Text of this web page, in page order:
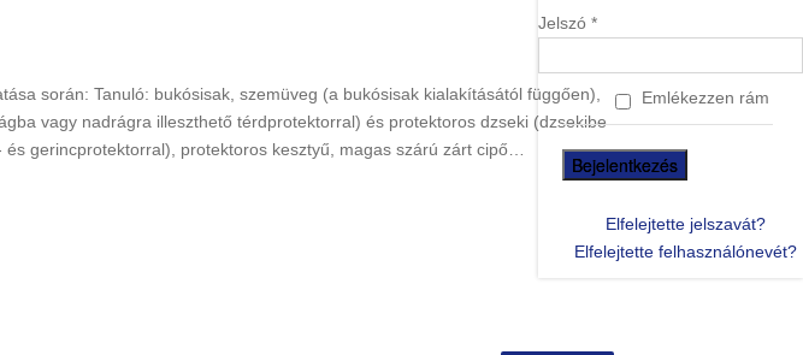
Jelszó *
Emlékezzen rám
Elfelejtette jelszavát?
Elfelejtette felhasználónevét?
során: Tanuló: bukósisak, szemüveg (a bukósisak kialakításától függően),
vagy nadrágra illeszthető térdprotektorral) és protektoros dzseki (dzsekibe
gerincprotektorral), protektoros kesztyű, magas szárú zárt cipő…